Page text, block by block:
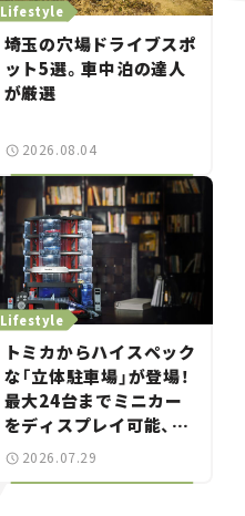
埼玉の穴場ドライブスポ
ット5選。車中泊の達人
が厳選
Lifestyle
2026.08.04
トミカからハイスペック
な「立体駐車場」が登場！
最大24台までミニカー
をディスプレイ可能、特
別な「日産 GT-R
Lifestyle
2026.07.29